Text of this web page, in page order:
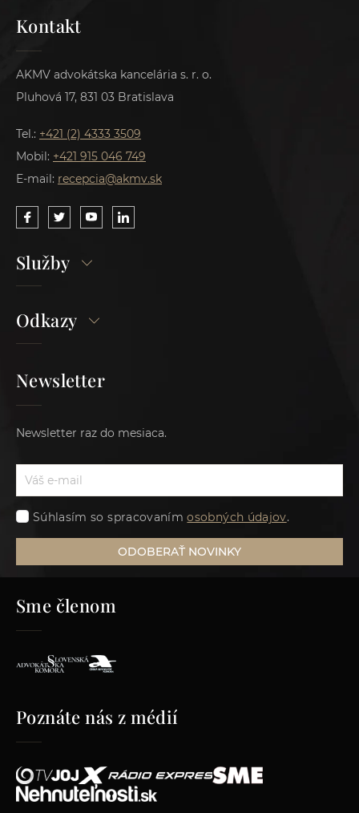
Kontakt
AKMV advokátska kancelária s. r. o.
Pluhová 17, 831 03 Bratislava
Tel.: +421 (2) 4333 3509
Mobil: +421 915 046 749
E-mail: recepcia@akmv.sk
Služby
Odkazy
Newsletter
Newsletter raz do mesiaca.
Súhlasím so spracovanímosobných údajov.
ODOBERAŤ NOVINKY
Sme členom
Poznáte nás z médií